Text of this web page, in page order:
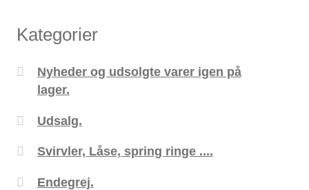
Kategorier
Nyheder og udsolgte varer igen på
lager.
Udsalg.
Svirvler, Låse, spring ringe ....
Endegrej.